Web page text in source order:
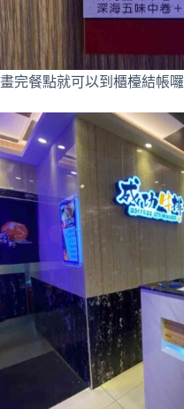
畫完餐點就可以到櫃檯結帳囉